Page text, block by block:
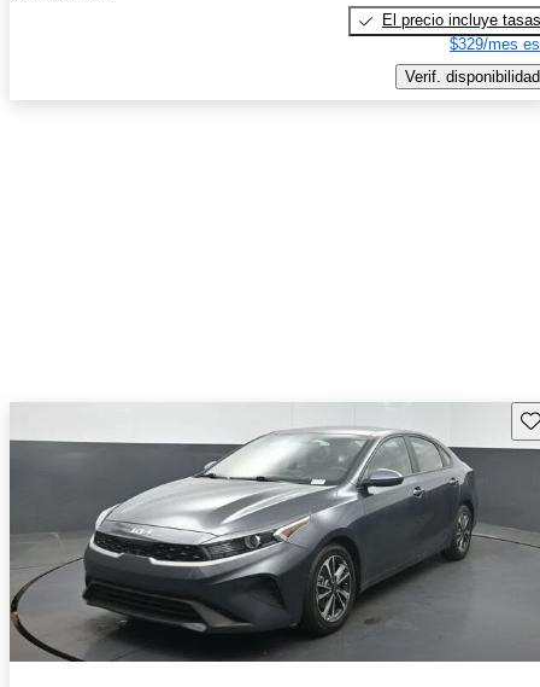
El precio incluye tasas
$329/mes
Verif. disponibilidad